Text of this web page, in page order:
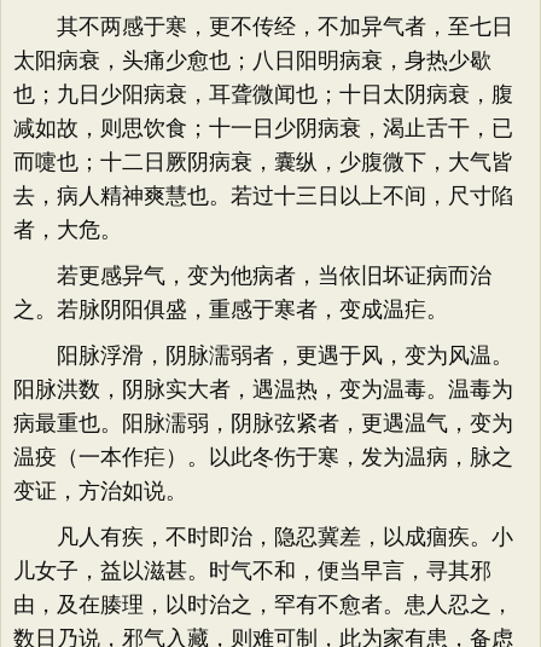
其不两感于寒，更不传经，不加异气者，至七日
太阳病衰，头痛少愈也；八日阳明病衰，身热少歇
也；九日少阳病衰，耳聋微闻也；十日太阴病衰，腹
减如故，则思饮食；十一日少阴病衰，渴止舌干，已
而嚏也；十二日厥阴病衰，囊纵，少腹微下，大气皆
去，病人精神爽慧也。若过十三日以上不间，尺寸陷
者，大危。
若更感异气，变为他病者，当依旧坏证病而治
之。若脉阴阳俱盛，重感于寒者，变成温疟。
阳脉浮滑，阴脉濡弱者，更遇于风，变为风温。
阳脉洪数，阴脉实大者，遇温热，变为温毒。温毒为
病最重也。阳脉濡弱，阴脉弦紧者，更遇温气，变为
温疫（一本作疟）。以此冬伤于寒，发为温病，脉之
变证，方治如说。
凡人有疾，不时即治，隐忍冀差，以成痼疾。小
儿女子，益以滋甚。时气不和，便当早言，寻其邪
由，及在腠理，以时治之，罕有不愈者。患人忍之，
数日乃说，邪气入藏，则难可制，此为家有患，备虑